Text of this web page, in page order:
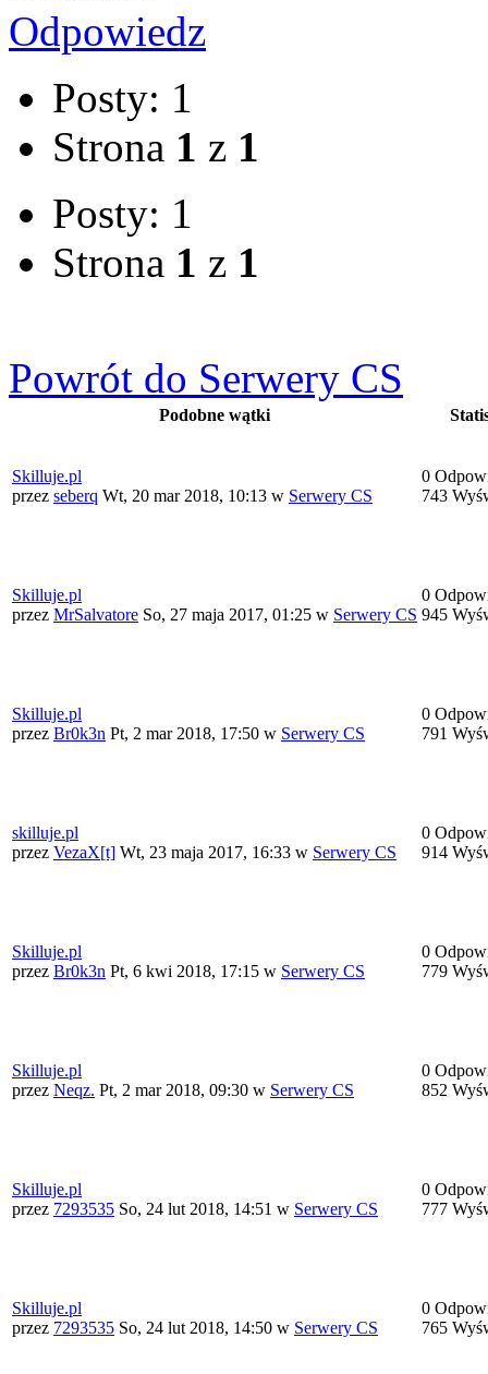
Odpowiedz
Posty: 1
Strona 1 z 1
Posty: 1
Strona 1 z 1
Powrót do Serwery CS
Podobne wątki
Skilluje.pl
przez seberq Wt, 20 mar 2018, 10:13 w Serwery CS
0
743
Skilluje.pl
przez MrSalvatore So, 27 maja 2017, 01:25 w Serwery CS
0
945
Skilluje.pl
przez Br0k3n Pt, 2 mar 2018, 17:50 w Serwery CS
0
791
skilluje.pl
przez VezaX[t] Wt, 23 maja 2017, 16:33 w Serwery CS
0
914
Skilluje.pl
przez Br0k3n Pt, 6 kwi 2018, 17:15 w Serwery CS
0
779
Skilluje.pl
przez Neqz. Pt, 2 mar 2018, 09:30 w Serwery CS
0
852
Skilluje.pl
przez 7293535 So, 24 lut 2018, 14:51 w Serwery CS
0
777
Skilluje.pl
przez 7293535 So, 24 lut 2018, 14:50 w Serwery CS
0
765